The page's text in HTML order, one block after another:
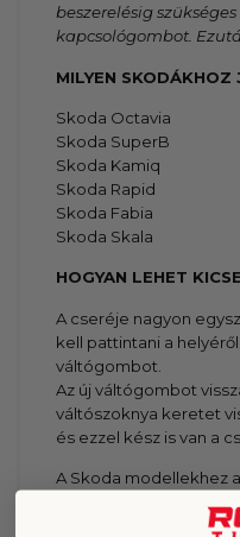
beszerelésig
kapcsológombot.
MILYEN
Skoda Octavia
Skoda SuperB
Skoda Kamiq
Skoda Rapid
Skoda Fabia
Skoda Skala
HOGYAN LEHET
A cseréje nagyon
kell pattintani a
váltógombot.
Az új váltógombot
váltószoknya keretet
és ezzel kész is van a
A Skoda modellekhez
is.